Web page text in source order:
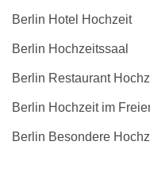
Berlin Hotel Hochzeit
Berlin Hochzeitssaal
Berlin Restaurant
Berlin Hochzeit im
Berlin Besondere